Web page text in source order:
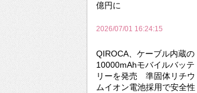
億円に
2026/07/01 16:24:15
QIROCA、ケーブル内蔵の
10000mAhモバイルバッテ
リーを発売 準固体リチウ
ムイオン電池採用で安全性